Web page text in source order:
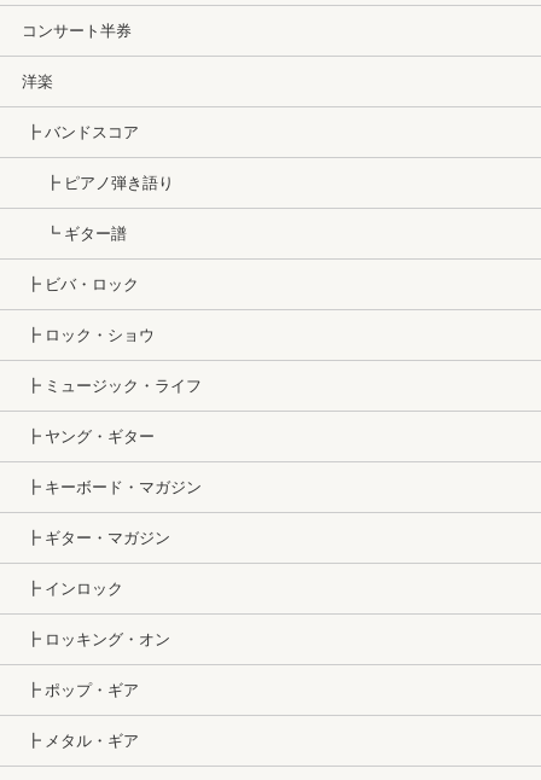
コンサート半券
洋楽
┣ バンドスコア
┣ ピアノ弾き語り
┗ ギター譜
┣ ビバ・ロック
┣ ロック・ショウ
┣ ミュージック・ライフ
┣ ヤング・ギター
┣ キーボード・マガジン
┣ ギター・マガジン
┣ インロック
┣ ロッキング・オン
┣ ポップ・ギア
┣ メタル・ギア